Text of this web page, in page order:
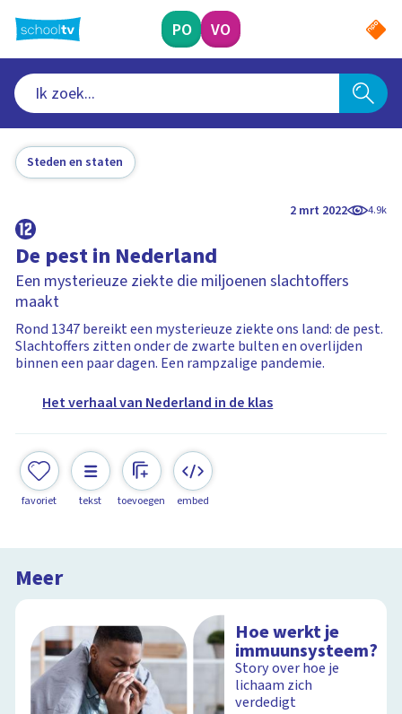
naar
hoofdinhoud
PO VO
Steden en staten
2 mrt 2022 4.9k
De pest in Nederland
Een mysterieuze ziekte die miljoenen slachtoffers
maakt
Rond 1347 bereikt een mysterieuze ziekte ons land: de pest.
Slachtoffers zitten onder de zwarte bulten en overlijden
binnen een paar dagen. Een rampzalige pandemie.
Het verhaal van Nederland in de klas
favoriet tekst toevoegen embed
Meer
Hoe werkt je
immuunsysteem?
Story over hoe je
lichaam zich
verdedigt